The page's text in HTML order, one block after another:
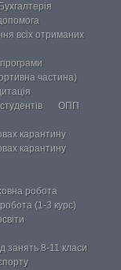
Бухгалтерія
всіх отриманих
програми
частина)
ОПП
карантину
карантину
робота
(1-3 курс)
занять 8-11 класи